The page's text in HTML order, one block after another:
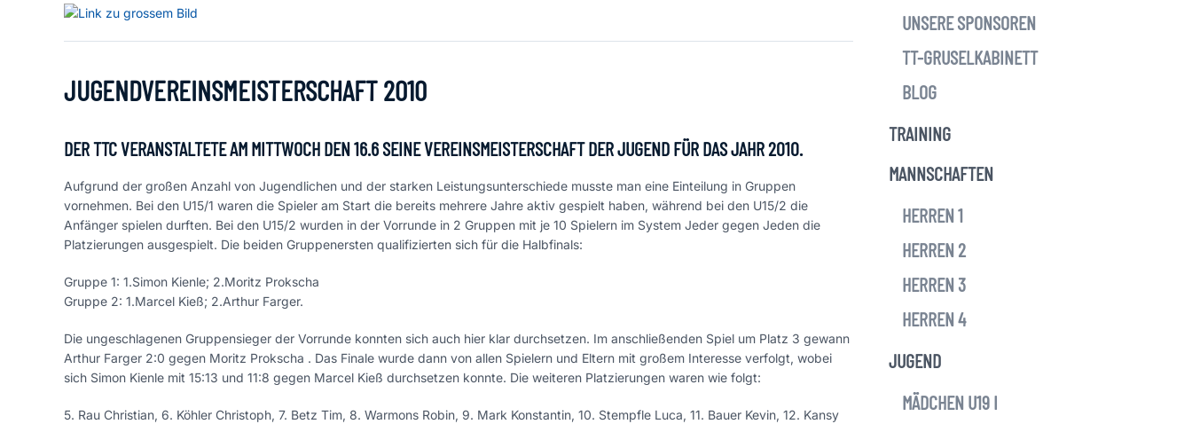
JUGENDVEREINSMEISTERSCHAFT 2010
DER TTC VERANSTALTETE AM MITTWOCH DEN 16.6 SEINE VEREINSMEISTERSCHAFT DER JUGEND FÜR DAS JAHR 2010.
Aufgrund der großen Anzahl von Jugendlichen und der starken Leistungsunterschiede musste man eine Einteilung in Gruppen
vornehmen. Bei den U15/1 waren die Spieler am Start die bereits mehrere Jahre aktiv gespielt haben, während bei den U15/2 die
Anfänger spielen durften. Bei den U15/2 wurden in der Vorrunde in 2 Gruppen mit je 10 Spielern im System Jeder gegen Jeden die
Platzierungen ausgespielt. Die beiden Gruppenersten qualifizierten sich für die Halbfinals:
Gruppe 1: 1.Simon Kienle; 2.Moritz Prokscha
Gruppe 2: 1.Marcel Kieß; 2.Arthur Farger.
Die ungeschlagenen Gruppensieger der Vorrunde konnten sich auch hier klar durchsetzen. Im anschließenden Spiel um Platz 3 gewann
Arthur Farger 2:0 gegen Moritz Prokscha . Das Finale wurde dann von allen Spielern und Eltern mit großem Interesse verfolgt, wobei
sich Simon Kienle mit 15:13 und 11:8 gegen Marcel Kieß durchsetzen konnte. Die weiteren Platzierungen waren wie folgt:
5. Rau Christian, 6. Köhler Christoph, 7. Betz Tim, 8. Warmons Robin, 9. Mark Konstantin, 10. Stempfle Luca, 11. Bauer Kevin, 12. Kansy
UNSERE SPONSOREN
TT-GRUSELKABINETT
BLOG
TRAINING
MANNSCHAFTEN
HERREN 1
HERREN 2
HERREN 3
HERREN 4
JUGEND
MÄDCHEN U19 I